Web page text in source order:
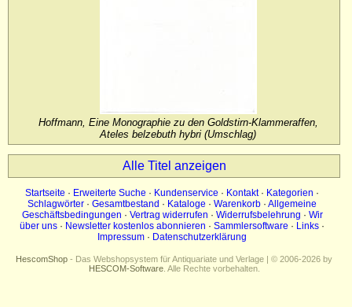
Hoffmann, Eine Monographie zu den Goldstirn-Klammeraffen,
Ateles belzebuth hybri (Umschlag)
Alle Titel anzeigen
Startseite · Erweiterte Suche · Kundenservice · Kontakt· Kategorien ·
Schlagwörter · Gesamtbestand · Kataloge · Warenkorb · Allgemeine
Geschäftsbedingungen · Vertrag widerrufen · Widerrufsbelehrung · Wir
über uns · Newsletter kostenlos abonnieren · Sammlersoftware · Links ·
Impressum · Datenschutzerklärung
HescomShop - Das Webshopsystem für Antiquariate und Verlage | © 2006-2026 by
HESCOM-Software. Alle Rechte vorbehalten.